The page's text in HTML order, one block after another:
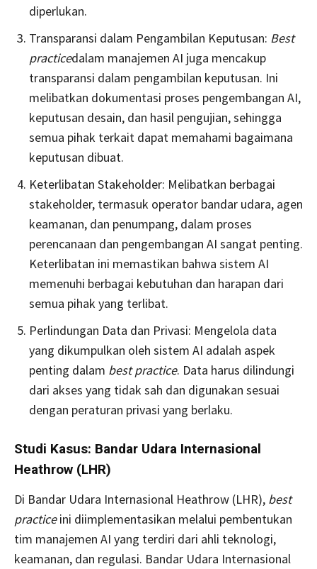
diperlukan.
Transparansi dalam Pengambilan Keputusan: Best
practicedalam manajemen AI juga mencakup
transparansi dalam pengambilan keputusan. Ini
melibatkan dokumentasi proses pengembangan AI,
keputusan desain, dan hasil pengujian, sehingga
semua pihak terkait dapat memahami bagaimana
keputusan dibuat.
Keterlibatan Stakeholder: Melibatkan berbagai
stakeholder, termasuk operator bandar udara, agen
keamanan, dan penumpang, dalam proses
perencanaan dan pengembangan AI sangat penting.
Keterlibatan ini memastikan bahwa sistem AI
memenuhi berbagai kebutuhan dan harapan dari
semua pihak yang terlibat.
Perlindungan Data dan Privasi: Mengelola data
yang dikumpulkan oleh sistem AI adalah aspek
penting dalam best practice. Data harus dilindungi
dari akses yang tidak sah dan digunakan sesuai
dengan peraturan privasi yang berlaku.
Studi Kasus: Bandar Udara Internasional
Heathrow (LHR)
Di Bandar Udara Internasional Heathrow (LHR), best
practiceini diimplementasikan melalui pembentukan
tim manajemen AI yang terdiri dari ahli teknologi,
keamanan, dan regulasi. Bandar Udara Internasional